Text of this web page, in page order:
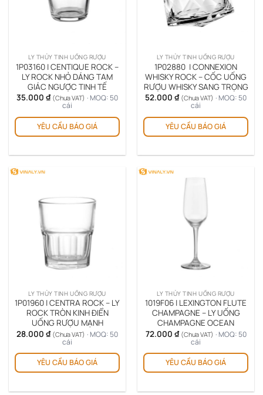
LY THỦY TINH UỐNG RƯỢU
1P03160 | CENTIQUE ROCK –
LY ROCK NHỎ DÁNG TAM
GIÁC NGƯỢC TINH TẾ
35.000 ₫ (Chưa VAT) · MOQ: 50
cái
YÊU CẦU BÁO GIÁ
LY THỦY TINH UỐNG RƯỢU
1P02880 | CONNEXION
WHISKY ROCK – CỐC UỐNG
RƯỢU WHISKY SANG TRỌNG
52.000 ₫ (Chưa VAT) · MOQ: 50
cái
YÊU CẦU BÁO GIÁ
LY THỦY TINH UỐNG RƯỢU
1P01960 | CENTRA ROCK – LY
ROCK TRÒN KINH ĐIỂN
UỐNG RƯỢU MẠNH
28.000 ₫ (Chưa VAT) · MOQ: 50
cái
YÊU CẦU BÁO GIÁ
LY THỦY TINH UỐNG RƯỢU
1019F06 | LEXINGTON FLUTE
CHAMPAGNE – LY UỐNG
CHAMPAGNE OCEAN
72.000 ₫ (Chưa VAT) · MOQ: 50
cái
YÊU CẦU BÁO GIÁ